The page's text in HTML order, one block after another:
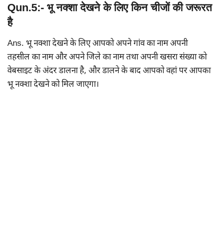
Qun.5:- भू नक्शा देखने के लिए किन चीजों की जरूरत
है
Ans. भू नक्शा देखने के लिए आपको अपने गांव का नाम अपनी
तहसील का नाम और अपने जिले का नाम तथा अपनी खसरा संख्या को
वेबसाइट के अंदर डालना है, और डालने के बाद आपको वहां पर आपका
भू नक्शा देखने को मिल जाएगा।